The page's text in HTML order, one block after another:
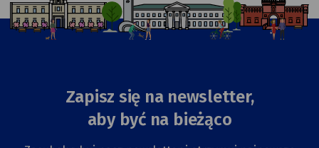
Zapisz się na newsletter,
aby być na bieżąco